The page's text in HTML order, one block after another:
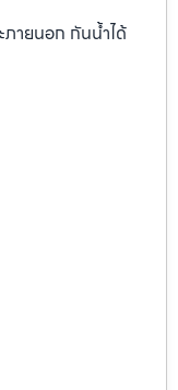
ภายนอก กันน้ำได้